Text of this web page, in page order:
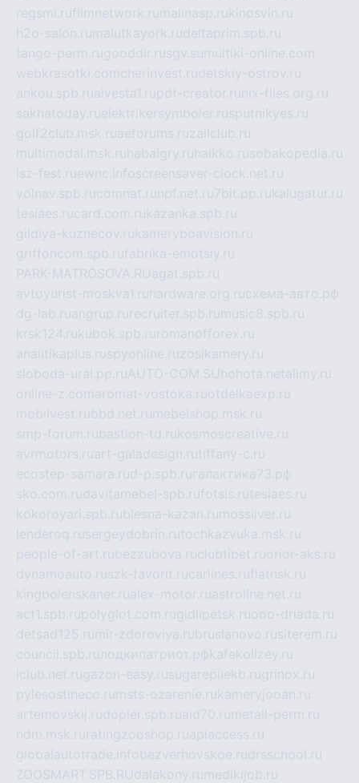
regsmi.rufilmnetwork.ru malinasp.rukinosvin.ru
h2o-salon.ru malutkayork.rudeltaprim.spb.ru
tango-perm.rugooddir.rusgv.su multiki-online.com
webkrasotki.comcherinvest.rudetskiy-ostrov.ru
ankou.spb.rualvesta1.rupdf-creator.ru nix-files.org.ru
sakhatoday.ruelektrikersymboler.rusputnikyes.ru
golf2club.msk.ruaeforums.ruzallclub.ru
multimodal.msk.ru habaigry.ru haikko.rusobakopedia.ru
isz-fest.ruewnc.infoscreensaver-clock.net.ru
volnav.spb.rucomnat.ru npf.net.ru 7bit.pp.rukalugatur.ru
tesiaes.rucard.com.rukazanka.spb.ru
gildiya-kuznecov.rukameryboavision.ru
griffoncom.spb.rufabrika-emotsiy.ru
PARK-MATROSOVA.RUagat.spb.ru
avtoyurist-moskva1.ru hardware.org.ruсхема-авто.рф
dg-lab.ruangrup.ru recruiter.spb.ru music8.spb.ru
krsk124.rukubok.spb.ru romanofforex.ru
analitikaplus.ruspyonline.ruzosikamery.ru
sloboda-ural.pp.ruAUTO-COM.SU hohota.net alimy.ru
online-z.comaromat-vostoka.ruotdelkaexp.ru
mobilvest.rubbd.net.ru mebelshop.msk.ru
smp-forum.rubastion-td.rukosmoscreative.ru
avrmotors.ruart-galadesign.rutiffany-c.ru
ecostep-samara.rud-p.spb.ru галактика73.рф
sko.com.rudavitamebel-spb.rufotsis.rutesiaes.ru
kokoroyari.spb.rublesna-kazan.ru mossilver.ru
lenderoq.rusergeydobrin.rutochkazvuka.msk.ru
people-of-art.rubezzubova.ruclubtibet.ruorior-aks.ru
dynamoauto.ruszk-favorit.rucarlines.ruflatnsk.ru
kingbolenskaner.rualex-motor.ruastroline.net.ru
act1.spb.rupolyglot.com.rugidlipetsk.ruooo-driada.ru
detsad125.ru mir-zdoroviya.rubruslanovo.rusiterem.ru
council.spb.ruлодкипатриот.рфkafekolizey.ru
iclub.net.rugazon-easy.rusugarepilekb.rugrinox.ru
pylesostineco.ru msts-ozarenie.rukameryjooan.ru
artemovskij.rudopler.spb.ruaid70.ru metall-perm.ru
ndm.msk.ru ratingzooshop.ruapiaccess.ru
globalautotrade.info bezverhovskoe.rudrsschool.ru
ZOOSMART.SPB.RUdalakony.ru medikijob.ru